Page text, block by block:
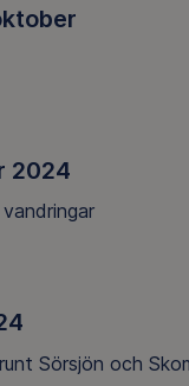
2024
Sörsjön och